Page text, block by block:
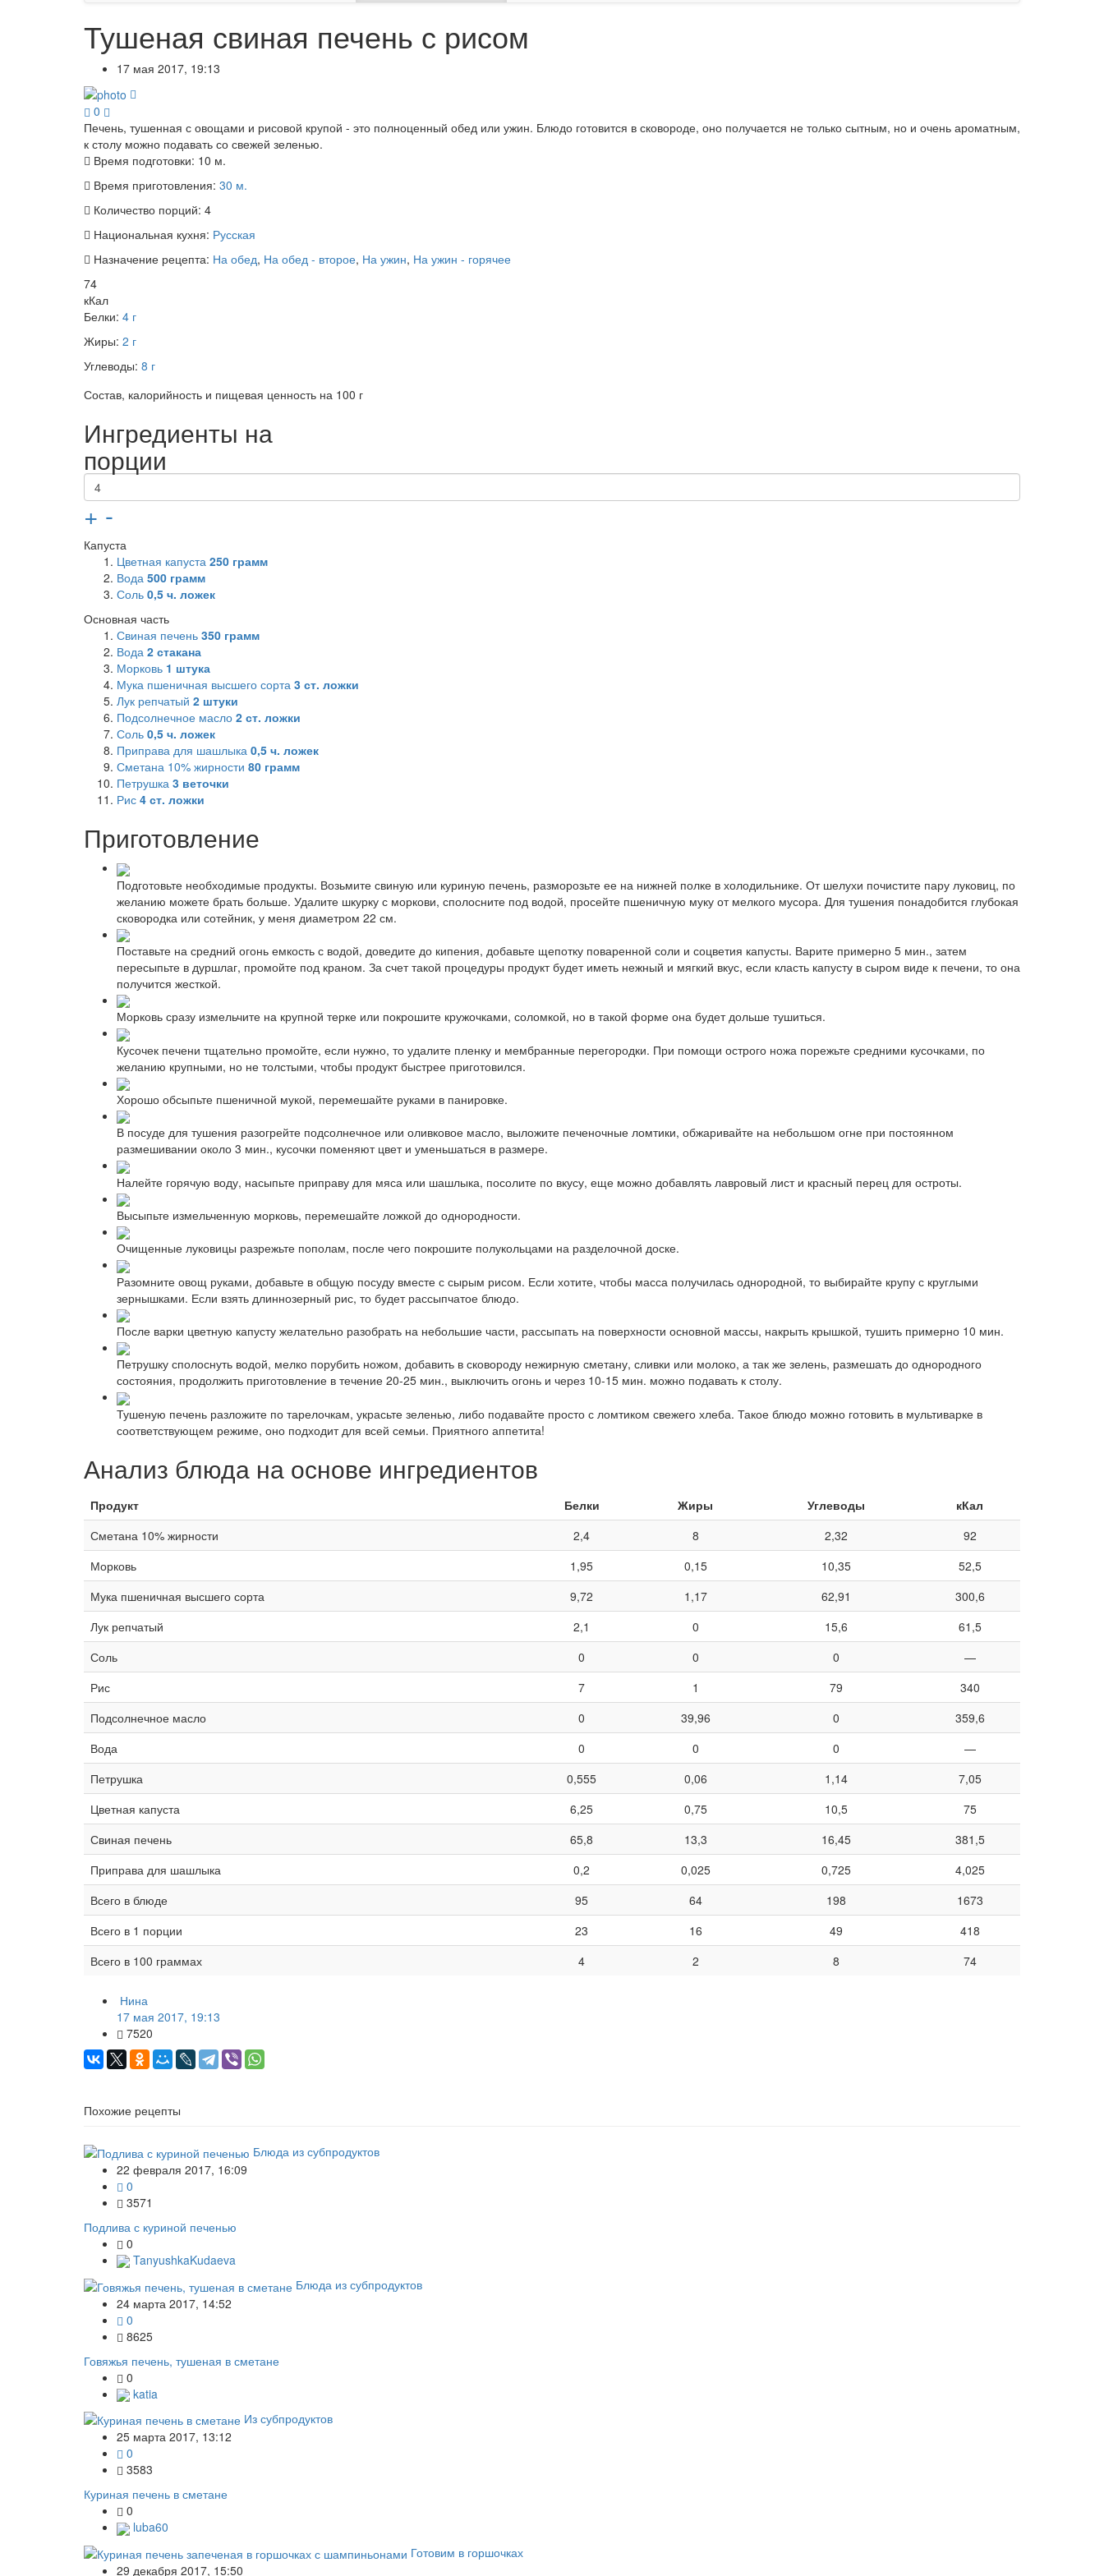
Тушеная свиная печень с рисом
17 мая 2017, 19:13
0
Печень, тушенная с овощами и рисовой крупой - это полноценный обед или ужин. Блюдо готовится в сковороде, оно получается не только сытным, но и очень ароматным,
к столу можно подавать со свежей зеленью.
Время подготовки: 10 м.
Время приготовления: 30 м.
Количество порций: 4
Национальная кухня: Русская
Назначение рецепта: На обед, На обед - второе, На ужин, На ужин - горячее
74
кКал
Белки: 4 г
Жиры: 2 г
Углеводы: 8 г
Состав, калорийность и пищевая ценность на 100 г
Ингредиенты на
порции
+ -
Капуста
Цветная капуста 250 грамм
Вода 500 грамм
Соль 0,5 ч. ложек
Основная часть
Свиная печень 350 грамм
Вода 2 стакана
Морковь 1 штука
Мука пшеничная высшего сорта 3 ст. ложки
Лук репчатый 2 штуки
Подсолнечное масло 2 ст. ложки
Соль 0,5 ч. ложек
Приправа для шашлыка 0,5 ч. ложек
Сметана 10% жирности 80 грамм
Петрушка 3 веточки
Рис 4 ст. ложки
Приготовление
Подготовьте необходимые продукты. Возьмите свиную или куриную печень, разморозьте ее на нижней полке в холодильнике. От шелухи почистите пару луковиц, по
желанию можете брать больше. Удалите шкурку с моркови, сполосните под водой, просейте пшеничную муку от мелкого мусора. Для тушения понадобится глубокая
сковородка или сотейник, у меня диаметром 22 см.
Поставьте на средний огонь емкость с водой, доведите до кипения, добавьте щепотку поваренной соли и соцветия капусты. Варите примерно 5 мин., затем
пересыпьте в дуршлаг, промойте под краном. За счет такой процедуры продукт будет иметь нежный и мягкий вкус, если класть капусту в сыром виде к печени, то она
получится жесткой.
Морковь сразу измельчите на крупной терке или покрошите кружочками, соломкой, но в такой форме она будет дольше тушиться.
Кусочек печени тщательно промойте, если нужно, то удалите пленку и мембранные перегородки. При помощи острого ножа порежьте средними кусочками, по
желанию крупными, но не толстыми, чтобы продукт быстрее приготовился.
Хорошо обсыпьте пшеничной мукой, перемешайте руками в панировке.
В посуде для тушения разогрейте подсолнечное или оливковое масло, выложите печеночные ломтики, обжаривайте на небольшом огне при постоянном
размешивании около 3 мин., кусочки поменяют цвет и уменьшаться в размере.
Налейте горячую воду, насыпьте приправу для мяса или шашлыка, посолите по вкусу, еще можно добавлять лавровый лист и красный перец для остроты.
Высыпьте измельченную морковь, перемешайте ложкой до однородности.
Очищенные луковицы разрежьте пополам, после чего покрошите полукольцами на разделочной доске.
Разомните овощ руками, добавьте в общую посуду вместе с сырым рисом. Если хотите, чтобы масса получилась однородной, то выбирайте крупу с круглыми
зернышками. Если взять длиннозерный рис, то будет рассыпчатое блюдо.
После варки цветную капусту желательно разобрать на небольшие части, рассыпать на поверхности основной массы, накрыть крышкой, тушить примерно 10 мин.
Петрушку сполоснуть водой, мелко порубить ножом, добавить в сковороду нежирную сметану, сливки или молоко, а так же зелень, размешать до однородного
состояния, продолжить приготовление в течение 20-25 мин., выключить огонь и через 10-15 мин. можно подавать к столу.
Тушеную печень разложите по тарелочкам, украсьте зеленью, либо подавайте просто с ломтиком свежего хлеба. Такое блюдо можно готовить в мультиварке в
соответствующем режиме, оно подходит для всей семьи. Приятного аппетита!
Анализ блюда на основе ингредиентов
Продукт Белки Жиры Углеводы
кКал
Сметана 10% жирности
2,4 8 2,32
92
Морковь
1,95 0,15 10,35
52,5
Мука пшеничная высшего сорта
9,72 1,17 62,91
300,6
Лук репчатый
2,1 0 15,6
61,5
Соль
0 0 0
—
Рис
7 1 79
340
Подсолнечное масло
0 39,96 0
359,6
Вода
0 0 0
—
Петрушка
0,555 0,06 1,14
7,05
Цветная капуста
6,25 0,75 10,5
75
Свиная печень
65,8 13,3 16,45
381,5
Приправа для шашлыка
0,2 0,025 0,725
4,025
Всего в блюде
95 64 198
1673
Всего в 1 порции
23 16 49
418
Всего в 100 граммах
4 2 8 74
Нина
17 мая 2017, 19:13
7520
Похожие рецепты
Блюда из субпродуктов
22 февраля 2017, 16:09
0
3571
Подлива с куриной печенью
0
TanyushkaKudaeva
Блюда из субпродуктов
24 марта 2017, 14:52
0
8625
Говяжья печень, тушеная в сметане
0
katia
Из субпродуктов
25 марта 2017, 13:12
0
3583
Куриная печень в сметане
0
luba60
Готовим в горшочках
29 декабря 2017, 15:50